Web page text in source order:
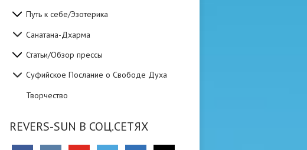
Путь к себе/Эзотерика
Санатана-Дхарма
Статьи/Обзор прессы
Суфийское Послание о Свободе Духа
Творчество
REVERS-SUN В СОЦ.СЕТЯХ